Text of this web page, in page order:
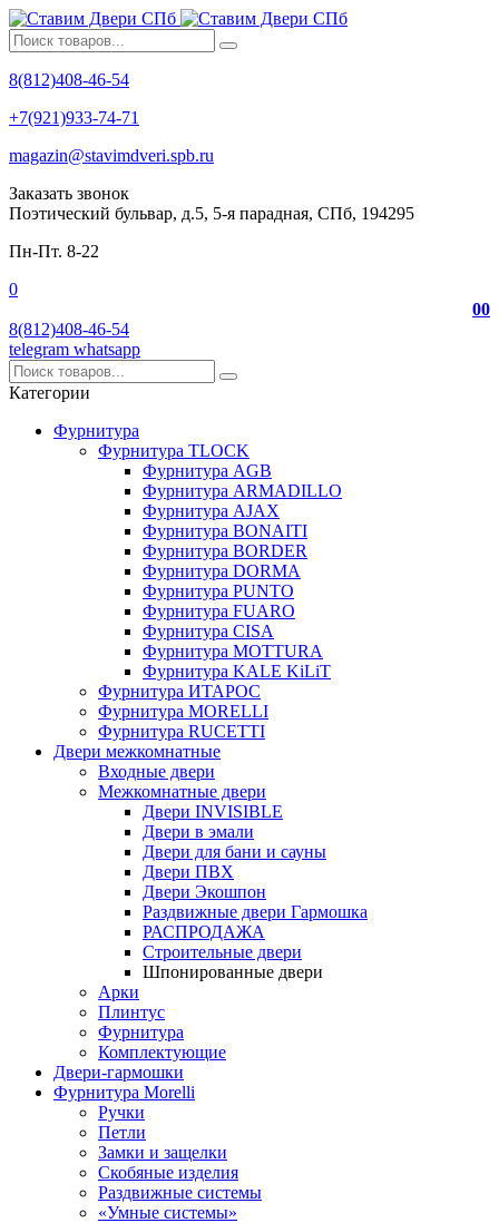
8(812)408-46-54
+7(921)933-74-71
magazin@stavimdveri.spb.ru
Заказать звонок
Поэтический бульвар, д.5, 5-я парадная, СПб, 194295
Пн-Пт. 8-22
0
00
8(812)408-46-54
telegram whatsapp
Категории
Фурнитура
Фурнитура TLOCK
Фурнитура AGB
Фурнитура ARMADILLO
Фурнитура AJAX
Фурнитура BONAITI
Фурнитура BORDER
Фурнитура DORMA
Фурнитура PUNTO
Фурнитура FUARO
Фурнитура CISA
Фурнитура MOTTURA
Фурнитура KALE KiLiT
Фурнитура ИТАРОС
Фурнитура MORELLI
Фурнитура RUCETTI
Двери межкомнатные
Входные двери
Межкомнатные двери
Двери INVISIBLE
Двери в эмали
Двери для бани и сауны
Двери ПВХ
Двери Экошпон
Раздвижные двери Гармошка
РАСПРОДАЖА
Строительные двери
Шпонированные двери
Арки
Плинтус
Фурнитура
Комплектующие
Двери-гармошки
Фурнитура Morelli
Ручки
Петли
Замки и защелки
Скобяные изделия
Раздвижные системы
«Умные системы»